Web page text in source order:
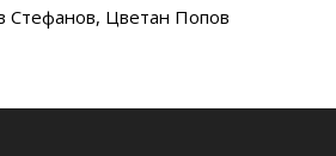
Стефанов, Цветан Попов